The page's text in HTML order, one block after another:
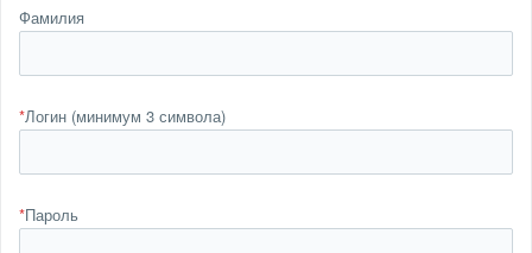
Фамилия
*Логин (минимум 3 символа)
*Пароль